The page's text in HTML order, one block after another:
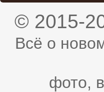
© 2015-
Всё о
фото,